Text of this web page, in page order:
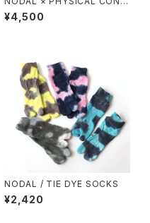
MPRY.
¥4,500
NODAL / TIE DYE SOCKS
¥2,420